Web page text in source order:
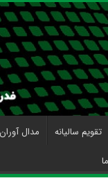
تقویم سالیانه مدال آوران